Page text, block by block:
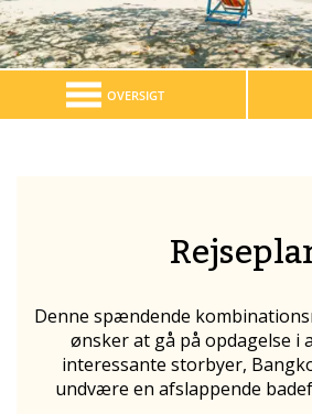
OVERSIGT
Denne spændende
ønsker at gå på opdagelse i
interessante storbyer,
undvære en afslappende